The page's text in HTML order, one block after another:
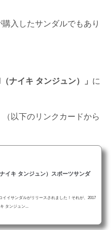
入したサンダルでもあり
ナイキ タンジュン） 」 に
（以下のリンクカードから
イキ タンジュン）スポーツサンダ
イサンダルがリリースされました！それが、2017
タンジュン...